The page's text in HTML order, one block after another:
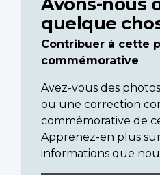
quelque
Contribuer à cette
commémorative
Avez-vous des
ou une correction
commémorative de
Apprenez-en plus
informations que